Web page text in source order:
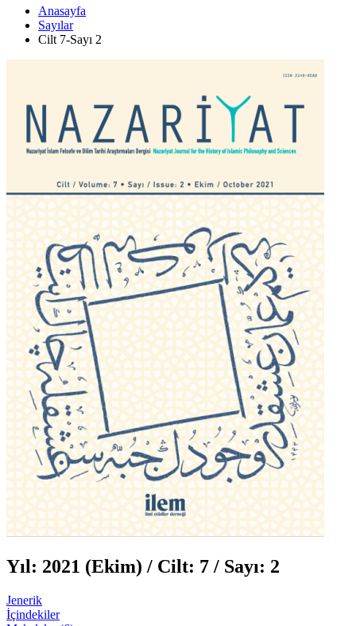
Anasayfa
Sayılar
Cilt 7-Sayı 2
Yıl: 2021 (Ekim) / Cilt: 7 / Sayı: 2
Jenerik
İçindekiler